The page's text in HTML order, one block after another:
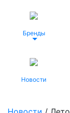
Бренды
Новости